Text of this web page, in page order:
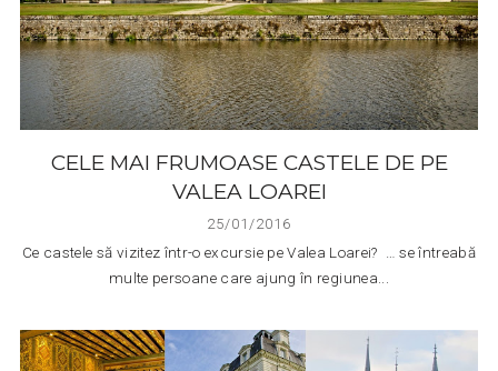
CELE MAI FRUMOASE CASTELE DE PE
VALEA LOAREI
25/01/2016
Ce castele să vizitez într-o excursie pe Valea Loarei? … se întreabă
multe persoane care ajung în regiunea...